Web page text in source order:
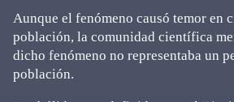
Aunque el fenómeno causó temor en
población, la comunidad científica
dicho fenómeno no representaba un
población.